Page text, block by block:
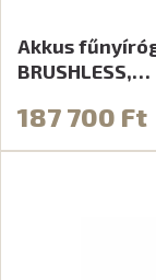
Akkus
BRUSHLESS,…
187 700 Ft